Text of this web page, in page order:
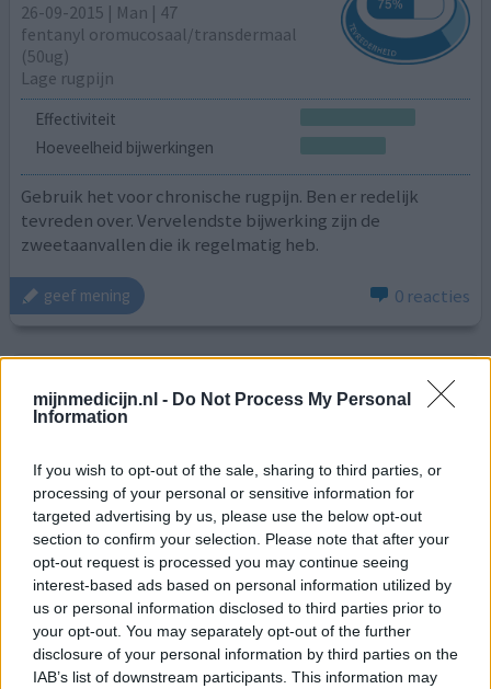
mijnmedicijn.nl - Do Not Process My Personal
Information
If you wish to opt-out of the sale, sharing to third parties, or
processing of your personal or sensitive information for
targeted advertising by us, please use the below opt-out
section to confirm your selection. Please note that after your
opt-out request is processed you may continue seeing
interest-based ads based on personal information utilized by
us or personal information disclosed to third parties prior to
your opt-out. You may separately opt-out of the further
disclosure of your personal information by third parties on the
IAB’s list of downstream participants. This information may
26-09-2015 | Man | 47
fentanyl oromucosaal/transdermaal
(50ug)
Lage rugpijn
Effectiviteit
Hoeveelheid bijwerkingen
Gebruik het voor chronische rugpijn. Ben er redelijk
tevreden over. Vervelendste bijwerking zijn de
zweetaanvallen die ik regelmatig heb.
geef mening 0 reacties
24-06-2015 | Vrouw | 52
Lage rugpijn
Effectiviteit
Hoeveelheid bijwerkingen
geef mening 0 reacties